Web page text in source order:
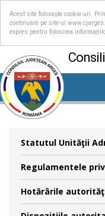
Acest site folosește cookie-uri.
continuare pe site-ul
expres pentru folosirea
Statutul Unităţii
Regulamentele
Hotărârile